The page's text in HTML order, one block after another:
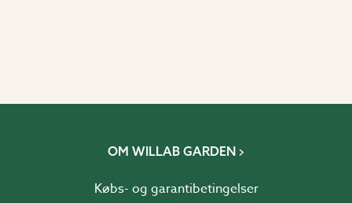
OM WILLAB GARDEN
Købs- og garantibetingelser